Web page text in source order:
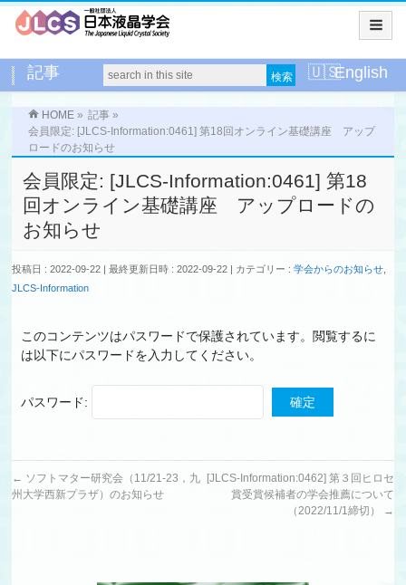
記事 English
HOME » 記事 »
会員限定: [JLCS-Information:0461] 第18回オンライン基礎講座 アップ
ロードのお知らせ
会員限定: [JLCS-Information:0461] 第18
回オンライン基礎講座 アップロードの
お知らせ
投稿日 : 2022-09-22 最終更新日時 : 2022-09-22 カテゴリー :学会からのお知らせ
JLCS-Information
このコンテンツはパスワードで保護されています。閲覧するに
は以下にパスワードを入力してください。
パスワード:
← ソフトマター研究会（11/21-23，九
州大学西新プラザ）のお知らせ
[JLCS-Information:0462] 第３回ヒロセ
賞受賞候補者の学会推薦について
（2022/11/1締切）
→